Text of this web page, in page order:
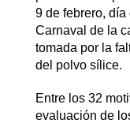
9 de febrero,
Carnaval de la
tomada por la
del polvo sílice.
Entre los 32
evaluación de